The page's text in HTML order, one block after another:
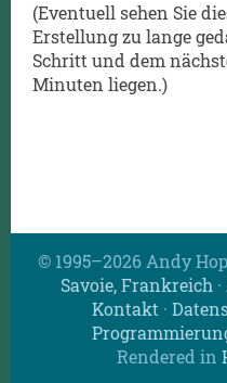
(Eventuell sehen Sie
Erstellung zu lange
Schritt und dem
Minuten liegen.)
© 1995–2026 Andy
Savoie, Frankreich
Kontakt ·
Rendered in